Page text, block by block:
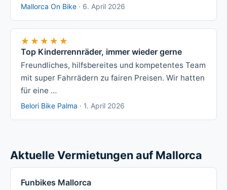
Mallorca On Bike · 6. April 2026
★★★★★
★★★★★
Top Kinderrennräder, immer wieder gerne
Freundliches, hilfsbereites und kompetentes Team
mit super Fahrrädern zu fairen Preisen. Wir hatten
für eine …
Belori Bike Palma · 1. April 2026
Aktuelle Vermietungen auf Mallorca
Funbikes Mallorca